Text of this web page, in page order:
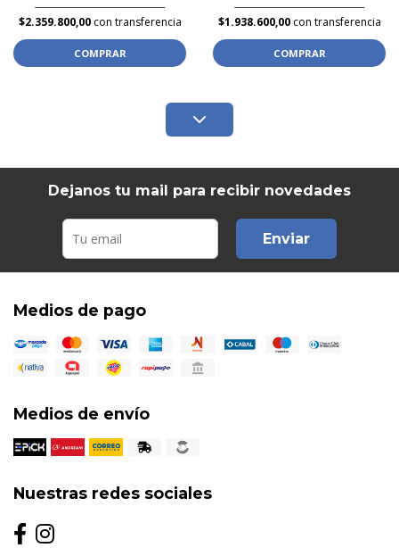
$2.359.800,00con transferencia
COMPRAR
$1.938.600,00con transferencia
COMPRAR
Dejanos tu mail para recibir novedades
Enviar
Medios de pago
Medios de envío
Nuestras redes sociales